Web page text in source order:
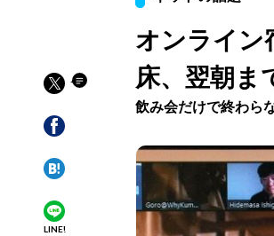
LINE!
オンライン
床、翌朝ま
飲み会だけで終わら